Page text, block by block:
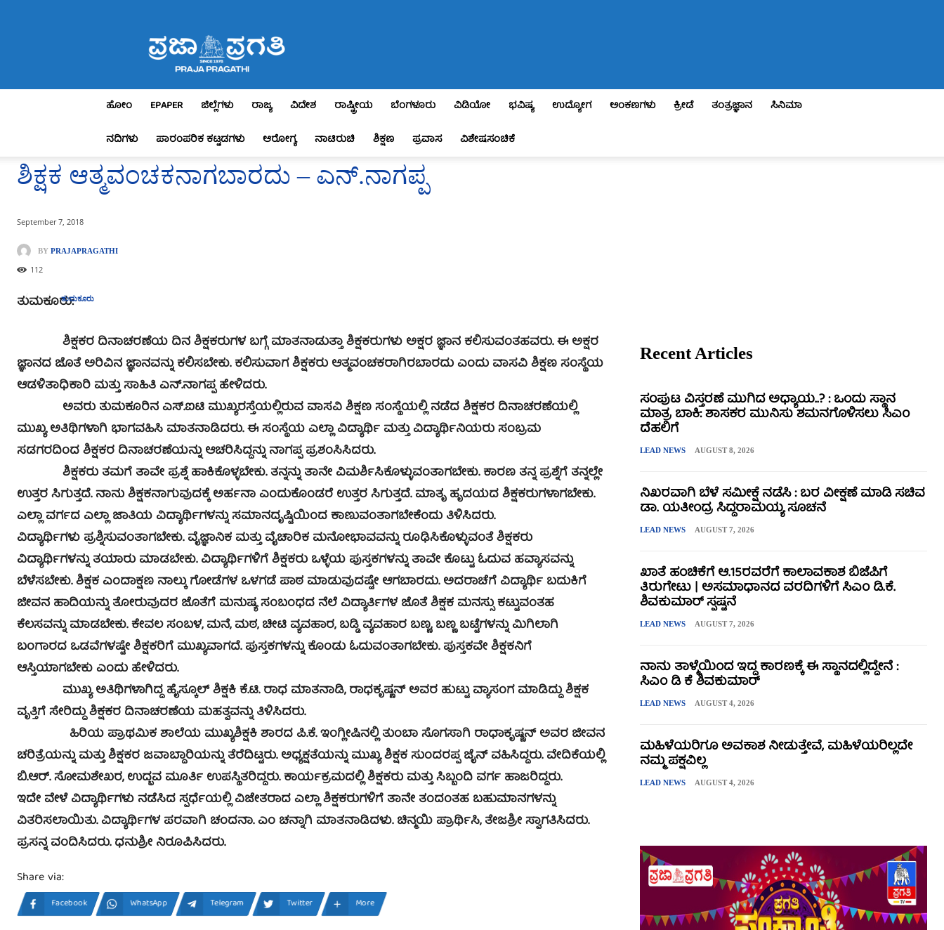
Pragathi
ಹೋಂ EPAPER ಜಿಲ್ಲೆಗಳು ರಾಜ್ಯ ವಿದೇಶ ರಾಷ್ಟ್ರೀಯ ಬೆಂಗಳೂರು ವಿಡಿಯೋ ಭವಿಷ್ಯ ಉದ್ಯೋಗ ಅಂಕಣಗಳು ಕ್ರೀಡೆ ತಂತ್ರಜ್ಞಾನ
ಸಿನಿಮಾ
ನದಿಗಳು
ಪಾರಂಪರಿಕ ಕಟ್ಟಡಗಳು ಆರೋಗ್ಯ ನಾಟಿರುಚಿ ಶಿಕ್ಷಣ ಪ್ರವಾಸ ವಿಶೇಷಸಂಚಿಕೆ
ಶಿಕ್ಷಕ ಆತ್ಮವಂಚಕನಾಗಬಾರದು – ಎನ್.ನಾಗಪ್ಪ
September 7, 2018
BY PRAJAPRAGATHI
112
ತುಮಕೂರು
ತುಮಕೂರು:
ಶಿಕ್ಷಕರ ದಿನಾಚರಣೆಯ ದಿನ ಶಿಕ್ಷಕರುಗಳ ಬಗ್ಗೆ ಮಾತನಾಡುತ್ತಾ ಶಿಕ್ಷಕರುಗಳು ಅಕ್ಷರ ಜ್ಞಾನ ಕಲಿಸುವಂತಹವರು. ಈ ಅಕ್ಷರ
ಜ್ಞಾನದ ಜೊತೆ ಅರಿವಿನ ಜ್ಞಾನವನ್ನು ಕಲಿಸಬೇಕು. ಕಲಿಸುವಾಗ ಶಿಕ್ಷಕರು ಆತ್ಮವಂಚಕರಾಗಿರಬಾರದು ಎಂದು ವಾಸವಿ ಶಿಕ್ಷಣ ಸಂಸ್ಥೆಯ
ಆಡಳಿತಾಧಿಕಾರಿ ಮತ್ತು ಸಾಹಿತಿ ಎನ್.ನಾಗಪ್ಪ ಹೇಳಿದರು.
ಅವರು ತುಮಕೂರಿನ ಎಸ್.ಐಟಿ ಮುಖ್ಯರಸ್ತೆಯಲ್ಲಿರುವ ವಾಸವಿ ಶಿಕ್ಷಣ ಸಂಸ್ಥೆಯಲ್ಲಿ ನಡೆದ ಶಿಕ್ಷಕರ ದಿನಾಚರಣೆಯಲ್ಲಿ
ಮುಖ್ಯ ಅತಿಥಿಗಳಾಗಿ ಭಾಗವಹಿಸಿ ಮಾತನಾಡಿದರು. ಈ ಸಂಸ್ಥೆಯ ಎಲ್ಲಾ ವಿದ್ಯಾರ್ಥಿ ಮತ್ತು ವಿದ್ಯಾರ್ಥಿನಿಯರು ಸಂಬ್ರಮ
ಸಡಗರದಿಂದ ಶಿಕ್ಷಕರ ದಿನಾಚರಣೆಯನ್ನು ಆಚರಿಸಿದ್ದನ್ನು ನಾಗಪ್ಪ ಪ್ರಶಂಸಿಸಿದರು.
ಶಿಕ್ಷಕರು ತಮಗೆ ತಾವೇ ಪ್ರಶ್ನೆ ಹಾಕಿಕೊಳ್ಳಬೇಕು. ತನ್ನನ್ನು ತಾನೇ ವಿಮರ್ಶಿಸಿಕೊಳ್ಳುವಂತಾಗಬೇಕು. ಕಾರಣ ತನ್ನ ಪ್ರಶ್ನೆಗೆ ತನ್ನಲ್ಲೇ
ಉತ್ತರ ಸಿಗುತ್ತದೆ. ನಾನು ಶಿಕ್ಷಕನಾಗುವುದಕ್ಕೆ ಅರ್ಹನಾ ಎಂದುಕೊಂಡರೆ ಉತ್ತರ ಸಿಗುತ್ತದೆ. ಮಾತೃ ಹೃದಯದ ಶಿಕ್ಷಕರುಗಳಾಗಬೇಕು.
ಎಲ್ಲಾ ವರ್ಗದ ಎಲ್ಲಾ ಜಾತಿಯ ವಿದ್ಯಾರ್ಥಿಗಳನ್ನು ಸಮಾನದೃಷ್ಟಿಯಿಂದ ಕಾಣುವಂತಾಗಬೇಕೆಂದು ತಿಳಿಸಿದರು.
ವಿದ್ಯಾರ್ಥಿಗಳು ಪ್ರಶ್ನಿಸುವಂತಾಗಬೇಕು. ವೈಜ್ಞಾನಿಕ ಮತ್ತು ವೈಚಾರಿಕ ಮನೋಭಾವವನ್ನು ರೂಢಿಸಿಕೊಳ್ಳುವಂತೆ ಶಿಕ್ಷಕರು
ವಿದ್ಯಾರ್ಥಿಗಳನ್ನು ತಯಾರು ಮಾಡಬೇಕು. ವಿದ್ಯಾರ್ಥಿಗಳಿಗೆ ಶಿಕ್ಷಕರು ಒಳ್ಳೆಯ ಪುಸ್ತಕಗಳನ್ನು ತಾವೇ ಕೊಟ್ಟು ಓದುವ ಹವ್ಯಾಸವನ್ನು
ಬೆಳೆಸಬೇಕು. ಶಿಕ್ಷಕ ಎಂದಾಕ್ಷಣ ನಾಲ್ಕು ಗೋಡೆಗಳ ಒಳಗಡೆ ಪಾಠ ಮಾಡುವುದಷ್ಟೇ ಆಗಬಾರದು. ಅದರಾಚೆಗೆ ವಿದ್ಯಾರ್ಥಿ ಬದುಕಿಗೆ
ಜೀವನ ಹಾದಿಯನ್ನು ತೋರುವುದರ ಜೊತೆಗೆ ಮನುಷ್ಯ ಸಂಬಂಧದ ನೆಲೆ ವಿದ್ಯಾರ್ತಿಗಳ ಜೊತೆ ಶಿಕ್ಷಕ ಮನಸ್ಸು ಕಟ್ಟುವಂತಹ
ಕೆಲಸವನ್ನು ಮಾಡಬೇಕು. ಕೇವಲ ಸಂಬಳ, ಮನೆ, ಮಠ, ಚೀಟಿ ವ್ಯವಹಾರ, ಬಡ್ಡಿ ವ್ಯವಹಾರ ಬಣ್ಣ, ಬಣ್ಣ ಬಟ್ಟೆಗಳನ್ನು ಮಿಗಿಲಾಗಿ
ಬಂಗಾರದ ಒಡವೆಗಳಷ್ಟೇ ಶಿಕ್ಷಕರಿಗೆ ಮುಖ್ಯವಾಗದೆ. ಪುಸ್ತಕಗಳನ್ನು ಕೊಂಡು ಓದುವಂತಾಗಬೇಕು. ಪುಸ್ತಕವೇ ಶಿಕ್ಷಕನಿಗೆ
ಆಸ್ತಿಯಾಗಬೇಕು ಎಂದು ಹೇಳಿದರು.
ಮುಖ್ಯ ಅತಿಥಿಗಳಾಗಿದ್ದ ಹೈಸ್ಕೂಲ್ ಶಿಕ್ಷಕಿ ಕೆ.ಟಿ. ರಾಧ ಮಾತನಾಡಿ, ರಾಧಕೃಷ್ಣನ್ ಅವರ ಹುಟ್ಟು ವ್ಯಾಸಂಗ ಮಾಡಿದ್ದು ಶಿಕ್ಷಕ
ವೃತ್ತಿಗೆ ಸೇರಿದ್ದು ಶಿಕ್ಷಕರ ದಿನಾಚರಣೆಯ ಮಹತ್ವವನ್ನು ತಿಳಿಸಿದರು.
ಹಿರಿಯ ಪ್ರಾಥಮಿಕ ಶಾಲೆಯ ಮುಖ್ಯಶಿಕ್ಷಕಿ ಶಾರದ ಪಿ.ಕೆ. ಇಂಗ್ಲೀಷಿನಲ್ಲಿ ತುಂಬಾ ಸೊಗಸಾಗಿ ರಾಧಾಕೃಷ್ಣನ್ ಅವರ ಜೀವನ
ಚರಿತ್ರೆಯನ್ನು ಮತ್ತು ಶಿಕ್ಷಕರ ಜವಾಬ್ದಾರಿಯನ್ನು ತೆರೆದಿಟ್ಟರು. ಅಧ್ಯಕ್ಷತೆಯನ್ನು ಮುಖ್ಯ ಶಿಕ್ಷಕ ಸುಂದರಪ್ಪ ಜೈನ್ ವಹಿಸಿದ್ದರು. ವೇದಿಕೆಯಲ್ಲಿ
ಬಿ.ಆರ್. ಸೋಮಶೇಖರ, ಉದ್ಭವ ಮೂರ್ತಿ ಉಪಸ್ಥಿತರಿದ್ದರು. ಕಾರ್ಯಕ್ರಮದಲ್ಲಿ ಶಿಕ್ಷಕರು ಮತ್ತು ಸಿಬ್ಬಂದಿ ವರ್ಗ ಹಾಜರಿದ್ದರು.
ಇದೇ ವೇಳೆ ವಿದ್ಯಾರ್ಥಿಗಳು ನಡೆಸಿದ ಸ್ಪರ್ಧೆಯಲ್ಲಿ ವಿಜೇತರಾದ ಎಲ್ಲಾ ಶಿಕ್ಷಕರುಗಳಿಗೆ ತಾನೇ ತಂದಂತಹ ಬಹುಮಾನಗಳನ್ನು
ವಿತರಿಸಲಾಯಿತು. ವಿದ್ಯಾರ್ಥಿಗಳ ಪರವಾಗಿ ಚಂದನಾ. ಎಂ ಚನ್ನಾಗಿ ಮಾತನಾಡಿದಳು. ಚಿನ್ಮಯಿ ಪ್ರಾರ್ಥಿಸಿ, ತೇಜಶ್ರೀ ಸ್ವಾಗತಿಸಿದರು.
ಪ್ರಸನ್ನ ವಂದಿಸಿದರು. ಧನುಶ್ರೀ ನಿರೂಪಿಸಿದರು.
Share via:
Facebook WhatsApp Telegram Twitter More
Recent Articles
ಸಂಪುಟ ವಿಸ್ತರಣೆ ಮುಗಿದ ಅಧ್ಯಾಯ..? : ಒಂದು ಸ್ಥಾನ
ಮಾತ್ರ ಬಾಕಿ: ಶಾಸಕರ ಮುನಿಸು ಶಮನಗೊಳಿಸಲು ಸಿಎಂ
ದೆಹಲಿಗೆ
LEAD NEWS AUGUST 8, 2026
ನಿಖರವಾಗಿ ಬೆಳೆ ಸಮೀಕ್ಷೆ ನಡೆಸಿ : ಬರ ವೀಕ್ಷಣೆ ಮಾಡಿ ಸಚಿವ
ಡಾ. ಯತೀಂದ್ರ ಸಿದ್ದರಾಮಯ್ಯ ಸೂಚನೆ
LEAD NEWS AUGUST 7, 2026
ಖಾತೆ ಹಂಚಿಕೆಗೆ ಆ.15ರವರೆಗೆ ಕಾಲಾವಕಾಶ ಬಿಜೆಪಿಗೆ
ತಿರುಗೇಟು | ಅಸಮಾಧಾನದ ವರದಿಗಳಿಗೆ ಸಿಎಂ ಡಿ.ಕೆ.
ಶಿವಕುಮಾರ್ ಸ್ಪಷ್ಟನೆ
LEAD NEWS AUGUST 7, 2026
ನಾನು ತಾಳ್ಮೆಯಿಂದ ಇದ್ದ ಕಾರಣಕ್ಕೆ ಈ ಸ್ಥಾನದಲ್ಲಿದ್ದೇನೆ :
ಸಿಎಂ ಡಿ ಕೆ ಶಿವಕುಮಾರ್
LEAD NEWS AUGUST 4, 2026
ಮಹಿಳೆಯರಿಗೂ ಅವಕಾಶ ನೀಡುತ್ತೇವೆ, ಮಹಿಳೆಯರಿಲ್ಲದೇ
ನಮ್ಮ ಪಕ್ಷವಿಲ್ಲ
LEAD NEWS AUGUST 4, 2026